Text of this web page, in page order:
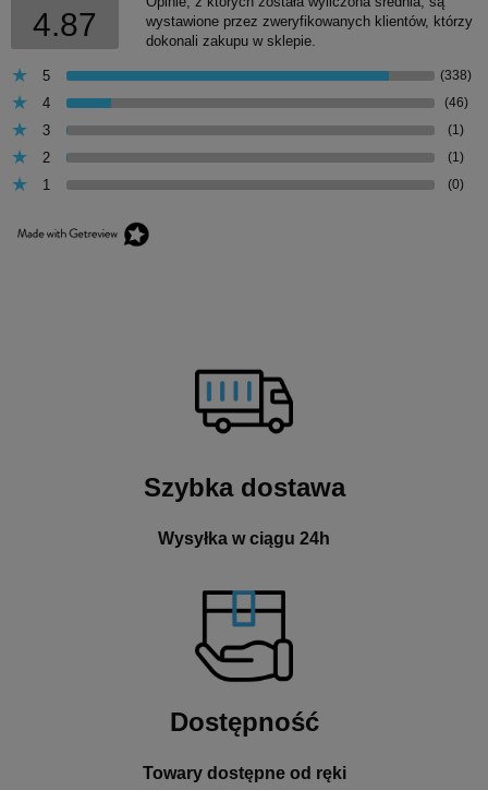
4.87
wystawione przez zweryfikowanych klientów, którzy
dokonali zakupu w sklepie.
5 (338)
4 (46)
3 (1)
2 (1)
1 (0)
Szybka dostawa
Wysyłka w ciągu 24h
Dostępność
Towary dostępne od ręki